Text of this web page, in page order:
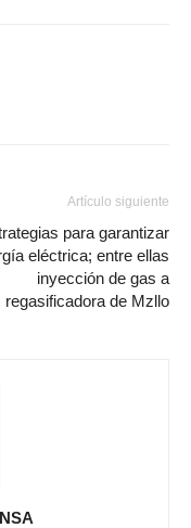
Artículo siguiente
para garantizar
eléctrica; entre ellas
inyección de gas a
regasificadora de Mzllo